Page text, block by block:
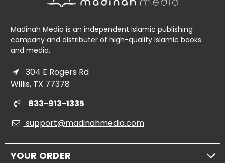
Madinah Media is an independent Islamic publishing
company and distributer of high-quality Islamic books
and media.
304 E Rogers Rd
Willis, TX 77378
833-913-1335
support@madinahmedia.com
YOUR ORDER